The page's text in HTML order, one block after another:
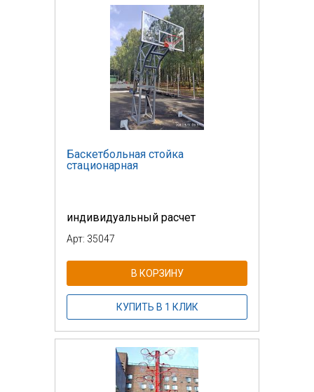
Баскетбольная стойка
стационарная
индивидуальный расчет
Арт: 35047
В КОРЗИНУ
КУПИТЬ В 1 КЛИК